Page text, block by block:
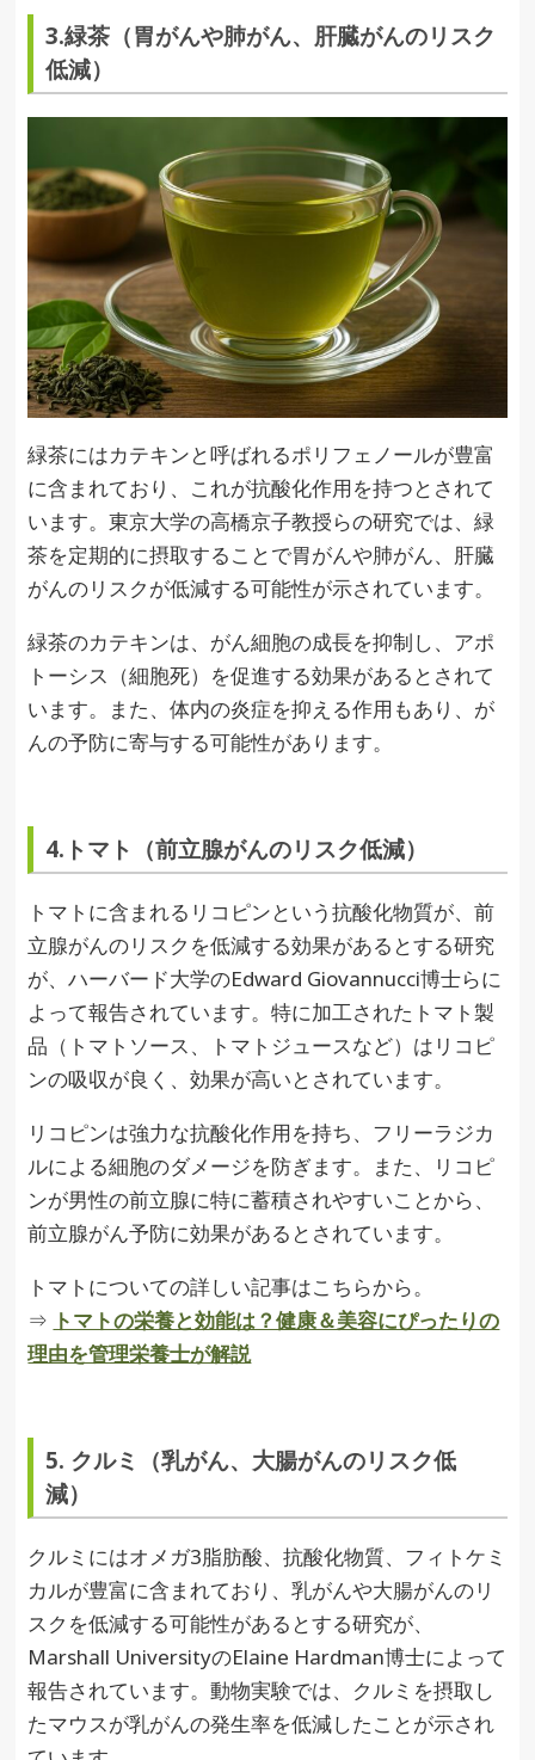
3.緑茶（胃がんや肺がん、肝臓がんのリスク
低減）
緑茶にはカテキンと呼ばれるポリフェノールが豊富
に含まれており、これが抗酸化作用を持つとされて
います。東京大学の高橋京子教授らの研究では、緑
茶を定期的に摂取することで胃がんや肺がん、肝臓
がんのリスクが低減する可能性が示されています。
緑茶のカテキンは、がん細胞の成長を抑制し、アポ
トーシス（細胞死）を促進する効果があるとされて
います。また、体内の炎症を抑える作用もあり、が
んの予防に寄与する可能性があります。
4.トマト（前立腺がんのリスク低減）
トマトに含まれるリコピンという抗酸化物質が、前
立腺がんのリスクを低減する効果があるとする研究
が、ハーバード大学のEdward Giovannucci博士らに
よって報告されています。特に加工されたトマト製
品（トマトソース、トマトジュースなど）はリコピ
ンの吸収が良く、効果が高いとされています。
リコピンは強力な抗酸化作用を持ち、フリーラジカ
ルによる細胞のダメージを防ぎます。また、リコピ
ンが男性の前立腺に特に蓄積されやすいことから、
前立腺がん予防に効果があるとされています。
トマトについての詳しい記事はこちらから。
⇒ トマトの栄養と効能は？健康＆美容にぴったりの
理由を管理栄養士が解説
5. クルミ（乳がん、大腸がんのリスク低
減）
クルミにはオメガ3脂肪酸、抗酸化物質、フィトケミ
カルが豊富に含まれており、乳がんや大腸がんのリ
スクを低減する可能性があるとする研究が、
Marshall UniversityのElaine Hardman博士によって
報告されています。動物実験では、クルミを摂取し
たマウスが乳がんの発生率を低減したことが示され